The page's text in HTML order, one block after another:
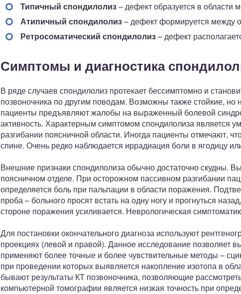
Типичный спондилолиз– дефект образуется в области
Атипичный спондилолиз– дефект формируется между
Ретросоматический спондилолиз– дефект
Симптомы и диагностика
В ряде случаев спондилолиз протекает бессимптомно и
позвоночника по другим поводам. Возможны также стойкие,
пациенты предъявляют жалобы на выраженный болевой
активность. Характерным симптомом спондилолиза является
разгибании поясничной области. Иногда пациенты отмечают,
спине. Очень редко наблюдается иррадиация боли в ягодицу
Внешние признаки спондилолиза обычно достаточно скудны.
поясничном отделе. При осторожном пассивном разгибании
определяется боль при пальпации в области поражения.
проба – больного просят встать на одну ногу и прогнуться
стороне поражения усиливается. Неврологическая
Для постановки окончательного диагноза используют
проекциях (левой и правой). Данное исследование позволяет
применяют более точные и более чувствительные методы –
при проведении которых выявляется накопление изотопа в
бывают результаты КТ позвоночника, позволяющие
компьютерной томографии является низкая точность при